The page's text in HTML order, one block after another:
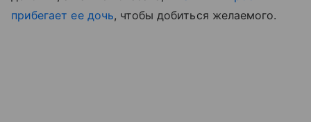
прибегает ее дочь, чтобы добиться желаемого.